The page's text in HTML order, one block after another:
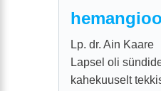
Lp. dr. Ain Kaare
Lapsel oli
kahekuuselt